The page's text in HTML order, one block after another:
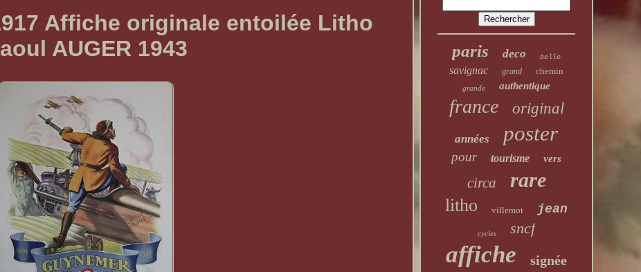
Affiche originale entoilée Litho
AUGER 1943
paris deco belle
savignac grand chemin
grande authentique
france original
années poster
pour tourisme vers
circa rare
litho villemot jean
cycles sncf
affiche signée